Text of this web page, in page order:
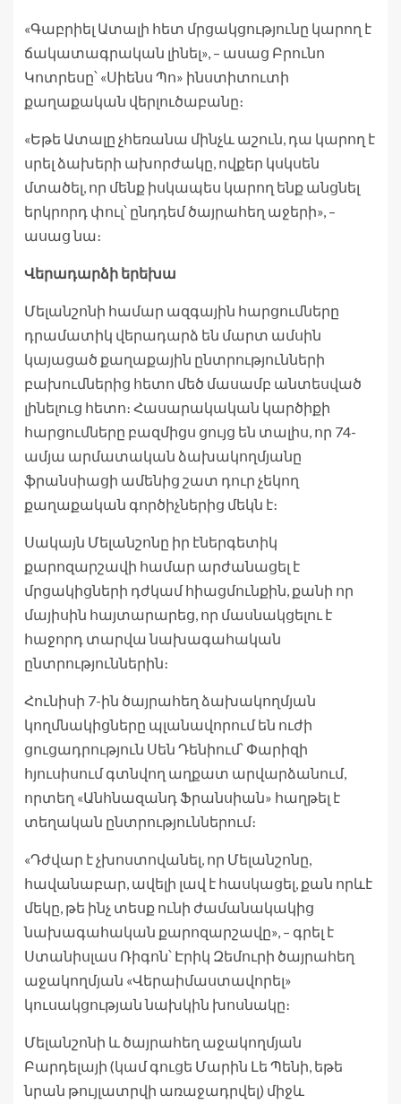
«Գաբրիել Ատալի հետ մրցակցությունը կարող է
ճակատագրական լինել», – ասաց Բրունո
Կոտրեսը՝ «Սիենս Պո» ինստիտուտի
քաղաքական վերլուծաբանը։
«Եթե Ատալը չհեռանա մինչև աշուն, դա կարող է
սրել ձախերի ախորժակը, ովքեր կսկսեն
մտածել, որ մենք իսկապես կարող ենք անցնել
երկրորդ փուլ՝ ընդդեմ ծայրահեղ աջերի», –
ասաց նա։
Վերադարձի երեխա
Մելանշոնի համար ազգային հարցումները
դրամատիկ վերադարձ են մարտ ամսին
կայացած քաղաքային ընտրությունների
բախումներից հետո մեծ մասամբ անտեսված
լինելուց հետո։ Հասարակական կարծիքի
հարցումները բազմիցս ցույց են տալիս, որ 74-
ամյա արմատական ​​ձախակողմյանը
ֆրանսիացի ամենից շատ դուր չեկող
քաղաքական գործիչներից մեկն է։
Սակայն Մելանշոնը իր էներգետիկ
քարոզարշավի համար արժանացել է
մրցակիցների դժկամ հիացմունքին, քանի որ
մայիսին հայտարարեց, որ մասնակցելու է
հաջորդ տարվա նախագահական
ընտրություններին։
Հունիսի 7-ին ծայրահեղ ձախակողմյան
կողմնակիցները պլանավորում են ուժի
ցուցադրություն Սեն Դենիում՝ Փարիզի
հյուսիսում գտնվող աղքատ արվարձանում,
որտեղ «Անհնազանդ Ֆրանսիան» հաղթել է
տեղական ընտրություններում։
«Դժվար է չխոստովանել, որ Մելանշոնը,
հավանաբար, ավելի լավ է հասկացել, քան որևէ
մեկը, թե ինչ տեսք ունի ժամանակակից
նախագահական քարոզարշավը», – գրել է
Ստանիսլաս Ռիգոն՝ Էրիկ Զեմուրի ծայրահեղ
աջակողմյան «Վերաիմաստավորել»
կուսակցության նախկին խոսնակը։
Մելանշոնի և ծայրահեղ աջակողմյան
Բարդելայի (կամ գուցե Մարին Լե Պենի, եթե
նրան թույլատրվի առաջադրվել) միջև